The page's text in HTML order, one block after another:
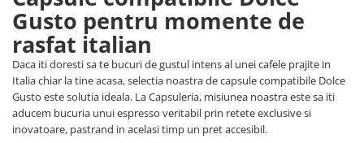
Capsule compatibile Bialetti
Capsule compatibile Beanz
Capsule compatibile Uno System
Capsule compatibile Caffitaly
PADURI CAFEA & MONODOZE
Paduri cafea ESE44
CAFEA BOABE
Gusto pentru momente de
rasfat italian
Daca iti doresti sa te bucuri de gustul intens al unei cafele prajite in
Italia chiar la tine acasa, selectia noastra de capsule compatibile Dolce
Gusto este solutia ideala. La Capsuleria, misiunea noastra este sa iti
aducem bucuria unui espresso veritabil prin retete exclusive si
inovatoare, pastrand in acelasi timp un pret accesibil.